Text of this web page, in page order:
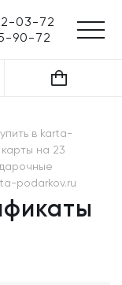
03-72
90-72
в karta-
на 23
podarkov.ru